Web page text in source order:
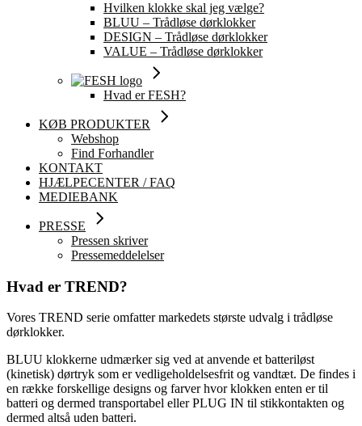
Hvilken klokke skal jeg vælge?
BLUU – Trådløse dørklokker
DESIGN – Trådløse dørklokker
VALUE – Trådløse dørklokker
Hvad er FESH?
KØB PRODUKTER
Webshop
Find Forhandler
KONTAKT
HJÆLPECENTER / FAQ
MEDIEBANK
PRESSE
Pressen skriver
Pressemeddelelser
Hvad er TREND?
Vores TREND serie omfatter markedets største udvalg i trådløse
dørklokker.
BLUU klokkerne udmærker sig ved at anvende et batteriløst
(kinetisk) dørtryk som er vedligeholdelsesfrit og vandtæt. De findes i
en række forskellige designs og farver hvor klokken enten er til
batteri og dermed transportabel eller PLUG IN til stikkontakten og
dermed altså uden batteri.